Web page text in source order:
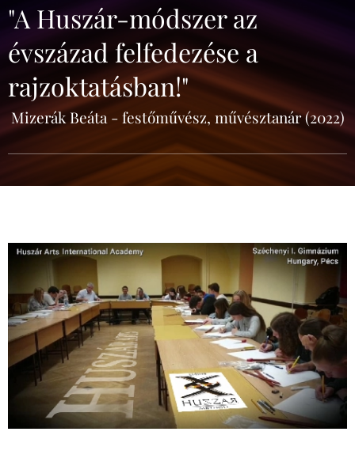
"A Huszár-módszer az
évszázad felfedezése a
rajzoktatásban!"
Mizerák Beáta - festőművész, művésztanár (2022)